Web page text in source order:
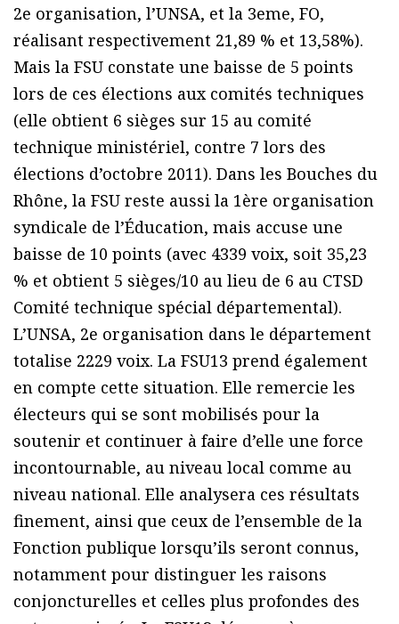
2e organisation, l’UNSA, et la 3eme, FO,
réalisant respectivement 21,89 % et 13,58%).
Mais la FSU constate une baisse de 5 points
lors de ces élections aux comités techniques
(elle obtient 6 sièges sur 15 au comité
technique ministériel, contre 7 lors des
élections d’octobre 2011). Dans les Bouches du
Rhône, la FSU reste aussi la 1ère organisation
syndicale de l’Éducation, mais accuse une
baisse de 10 points (avec 4339 voix, soit 35,23
% et obtient 5 sièges/10 au lieu de 6 au CTSD
Comité technique spécial départemental).
L’UNSA, 2e organisation dans le département
totalise 2229 voix. La FSU13 prend également
en compte cette situation. Elle remercie les
électeurs qui se sont mobilisés pour la
soutenir et continuer à faire d’elle une force
incontournable, au niveau local comme au
niveau national. Elle analysera ces résultats
finement, ainsi que ceux de l’ensemble de la
Fonction publique lorsqu’ils seront connus,
notamment pour distinguer les raisons
conjoncturelles et celles plus profondes des